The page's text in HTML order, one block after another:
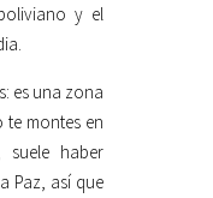
y el
es una zona
montes en
suele haber
Paz, así que